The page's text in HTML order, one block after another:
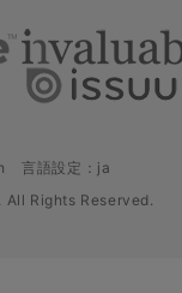
言語設定：ja
All Rights Reserved.